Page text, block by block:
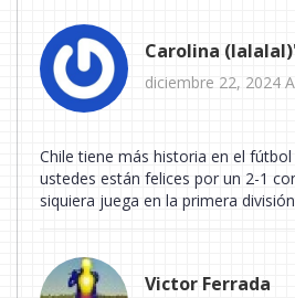
Carolina
diciembre 22, 2024
Chile tiene más historia en el
ustedes están felices por un 2-1
siquiera juega en la primera
Victor Ferrada